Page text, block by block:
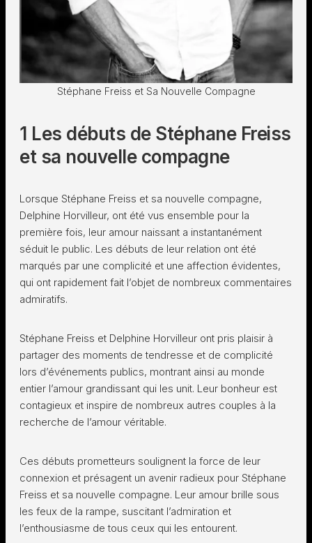
Stéphane Freiss et Sa Nouvelle Compagne
1 Les débuts de Stéphane Freiss
et sa nouvelle compagne
Lorsque Stéphane Freiss et sa nouvelle compagne,
Delphine Horvilleur, ont été vus ensemble pour la
première fois, leur amour naissant a instantanément
séduit le public. Les débuts de leur relation ont été
marqués par une complicité et une affection évidentes,
qui ont rapidement fait l’objet de nombreux commentaires
admiratifs.
Stéphane Freiss et Delphine Horvilleur ont pris plaisir à
partager des moments de tendresse et de complicité
lors d’événements publics, montrant ainsi au monde
entier l’amour grandissant qui les unit. Leur bonheur est
contagieux et inspire de nombreux autres couples à la
recherche de l’amour véritable.
Ces débuts prometteurs soulignent la force de leur
connexion et présagent un avenir radieux pour Stéphane
Freiss et sa nouvelle compagne. Leur amour brille sous
les feux de la rampe, suscitant l’admiration et
l’enthousiasme de tous ceux qui les entourent.